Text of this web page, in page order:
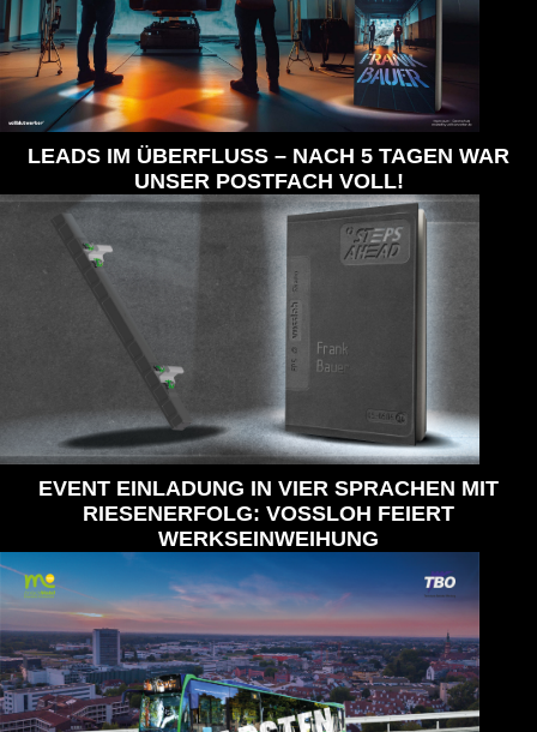
LEADS IM ÜBERFLUSS – NACH 5 TAGEN WAR
UNSER POSTFACH VOLL!
EVENT EINLADUNG IN VIER SPRACHEN MIT
RIESENERFOLG: VOSSLOH FEIERT
WERKSEINWEIHUNG